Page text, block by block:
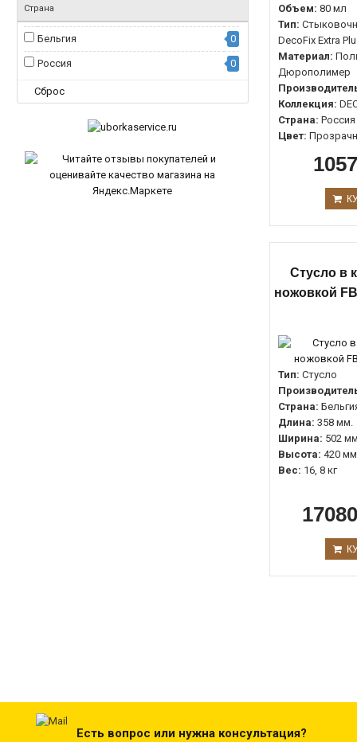
Страна
Бельгия 0
Россия 0
Сброс
Объем: 80 мл
Тип:
DecoFix Extra
Материал:
Дюрополимер
Коллекция:
Страна: Россия
Цвет:
Стусло в
ножовкой
Тип: Стусло
Страна:
Длина: 358 мм.
Ширина: 502
Высота: 420
Вес: 16, 8 кг
Есть вопрос или нужна консультация?